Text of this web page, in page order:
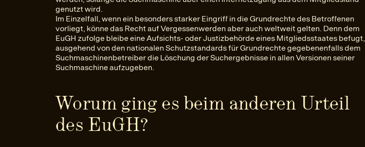
genutzt wird.
Im Einzelfall, wenn ein besonders starker Eingriff in die Grundrechte des Betroffenen
vorliegt, könne das Recht auf Vergessenwerden aber auch weltweit gelten. Denn dem
EuGH zufolge bleibe eine Aufsichts- oder Justizbehörde eines Mitgliedsstaates befugt,
ausgehend von den nationalen Schutzstandards für Grundrechte gegebenenfalls dem
Suchmaschinenbetreiber die Löschung der Suchergebnisse in allen Versionen seiner
Suchmaschine aufzugeben.
Worum ging es beim anderen Urteil
des EuGH?